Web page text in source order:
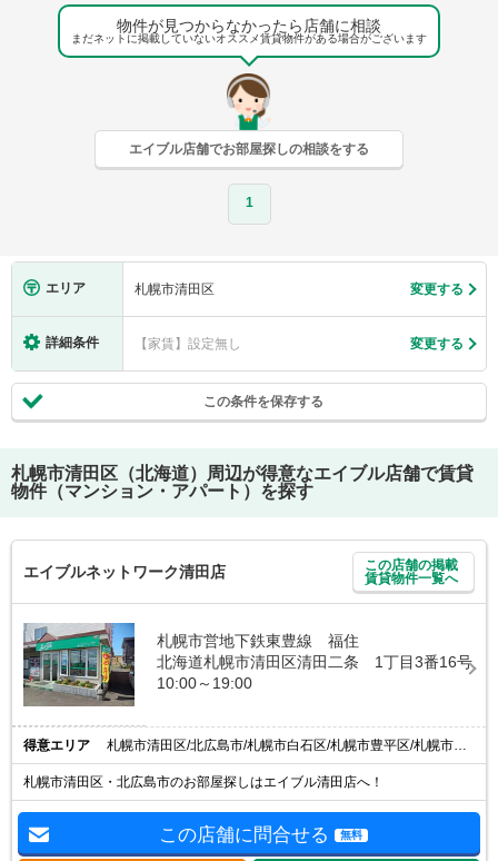
物件が見つからなかったら店舗に相談
まだネットに掲載していないオススメ賃貸物件がある場合がございます
エイブル店舗でお部屋探しの相談をする
1
エリア 札幌市清田区 変更する
詳細条件 【家賃】設定無し 変更する
この条件を保存する
札幌市清田区（北海道）
周辺が得意なエイブル店舗で賃貸
物件（マンション・アパート）を探す
エイブルネットワーク清田店
この店舗の掲載
賃貸物件一覧へ
札幌市営地下鉄東豊線 福住
北海道札幌市清田区清田二条 1丁目3番16号
10:00～19:00
得意エリア 札幌市清田区/北広島市/札幌市白石区/札幌市豊平区/札幌市厚別区
札幌市清田区・北広島市のお部屋探しはエイブル清田店へ！
この店舗に問合せる 無料